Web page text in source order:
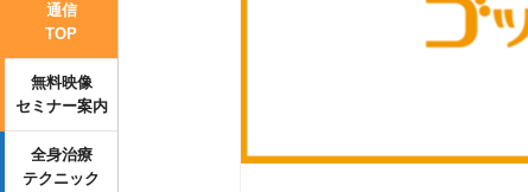
通信
TOP
無料映像
セミナー案内
全身治療
テクニック